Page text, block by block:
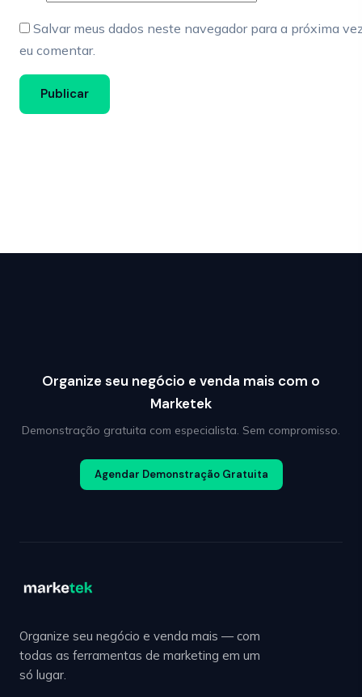
Salvar meus dados neste navegador para a próxima
eu comentar.
Organize seu negócio e venda mais com o
Marketek
Demonstração gratuita com especialista. Sem compromisso.
Agendar Demonstração Gratuita
Organize seu negócio e venda mais — com
todas as ferramentas de marketing em um
só lugar.